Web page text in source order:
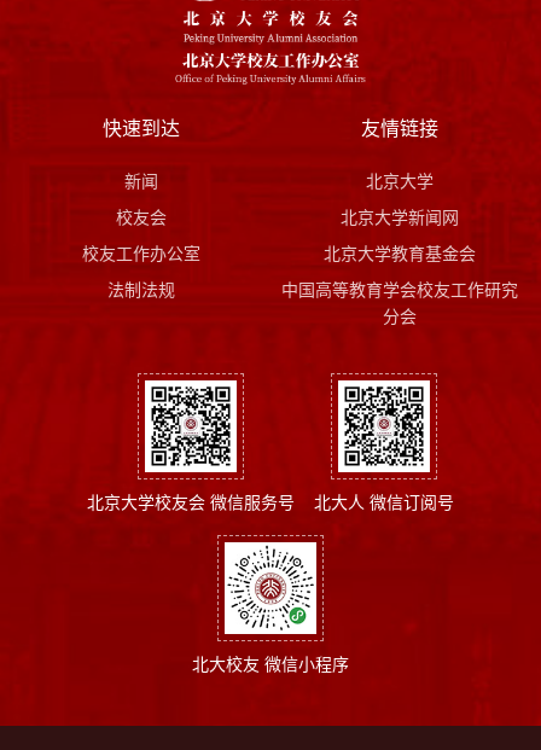
快速到达
新闻
校友会
校友工作办公室
法制法规
友情链接
北京大学
北京大学新闻网
北京大学教育基金会
中国高等教育学会校友工作研究
分会
北京大学校友会 微信服务号 北大人 微信订阅号
北大校友 微信小程序